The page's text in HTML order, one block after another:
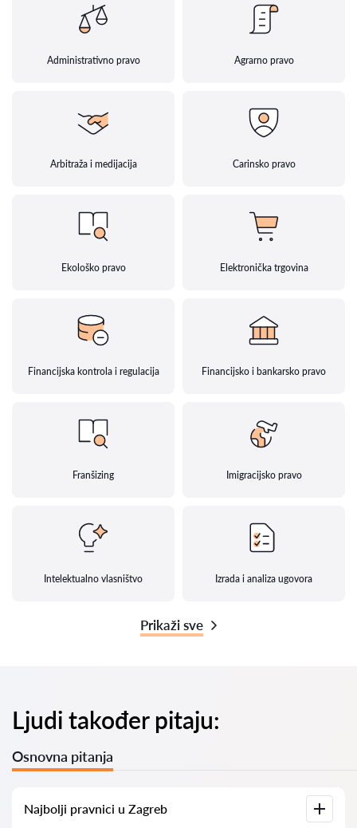
Administrativno pravo Agrarno pravo
Arbitraža i medijacija Carinsko pravo
Ekološko pravo Elektronička trgovina
Financijska kontrola i regulacija Financijsko i bankarsko pravo
Franšizing Imigracijsko pravo
Intelektualno vlasništvo Izrada i analiza ugovora
Prikaži sve
Ljudi također pitaju:
Osnovna pitanja
Najbolji pravnici u Zagreb